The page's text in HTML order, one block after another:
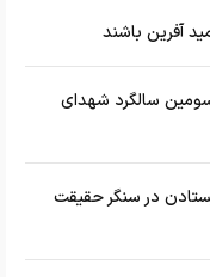
آفرین باشند
سومین سالگرد شهدای
در سنگر حقیقت